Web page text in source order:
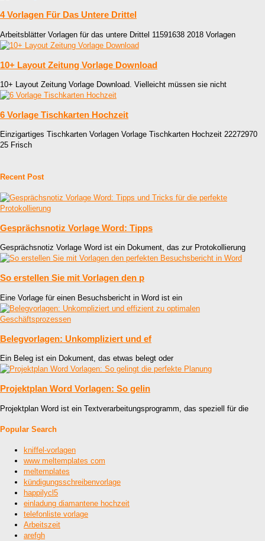
4 Vorlagen Für Das Untere Drittel
Arbeitsblätter Vorlagen für das untere Drittel 11591638 2018 Vorlagen
10+ Layout Zeitung Vorlage Download
10+ Layout Zeitung Vorlage Download. Vielleicht müssen sie nicht
6 Vorlage Tischkarten Hochzeit
Einzigartiges Tischkarten Vorlagen Vorlage Tischkarten Hochzeit 22272970
25 Frisch
Recent Post
Gesprächsnotiz Vorlage Word: Tipps
Gesprächsnotiz Vorlage Word ist ein Dokument, das zur Protokollierung
So erstellen Sie mit Vorlagen den p
Eine Vorlage für einen Besuchsbericht in Word ist ein
Belegvorlagen: Unkompliziert und ef
Ein Beleg ist ein Dokument, das etwas belegt oder
Projektplan Word Vorlagen: So gelin
Projektplan Word ist ein Textverarbeitungsprogramm, das speziell für die
Popular Search
kniffel-vorlagen
www meltemplates com
meltemplates
kündigungsschreibenvorlage
happilycl5
einladung diamantene hochzeit
telefonliste vorlage
Arbeitszeit
arefgh